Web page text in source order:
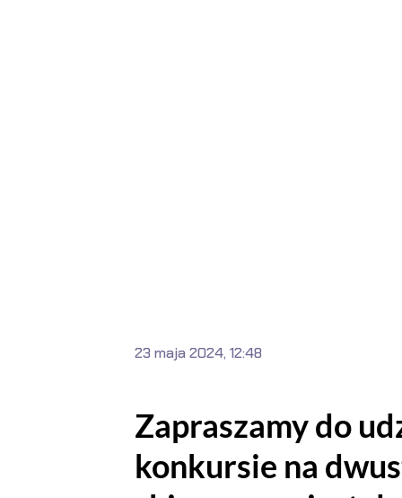
Zapraszamy do
konkursie na
23 maja 2024, 12:48